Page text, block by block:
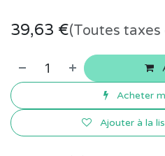
39,63 €(Toutes taxes
Acheter
Ajouter à la